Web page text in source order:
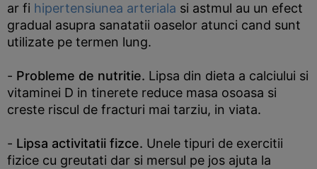
ar fi hipertensiunea arteriala si astmul au un efect
gradual asupra sanatatii oaselor atunci cand sunt
utilizate pe termen lung.
- Probleme de nutritie. Lipsa din dieta a calciului si
vitaminei D in tinerete reduce masa osoasa si
creste riscul de fracturi mai tarziu, in viata.
- Lipsa activitatii fizce. Unele tipuri de exercitii
fizice cu greutati dar si mersul pe jos ajuta la